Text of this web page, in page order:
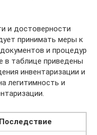
и достоверности
принимать меры к
и процедур
в таблице приведены
инвентаризации и
легитимность и
Последствие